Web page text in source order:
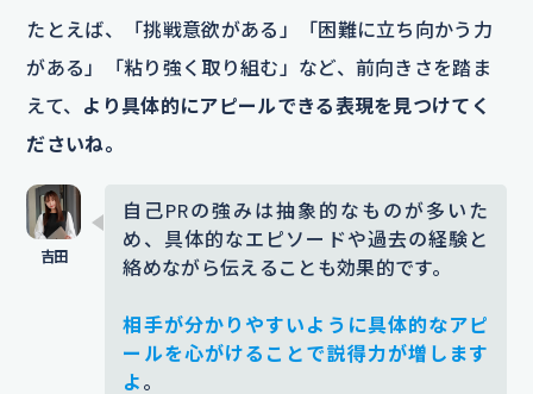
たとえば、「挑戦意欲がある」「困難に立ち向かう力
がある」「粘り強く取り組む」など、前向きさを踏ま
えて、 より具体的にアピールできる表現を見つけてく
ださいね。
自己PRの強みは抽象的なものが多いた
め、具体的なエピソードや過去の経験と
絡めながら伝えることも効果的です。
相手が分かりやすいように具体的なアピ
ールを心がけることで説得力が増します
よ 。